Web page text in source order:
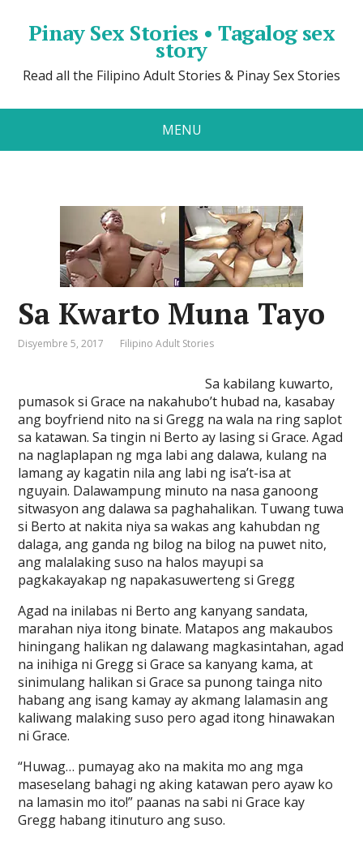
Pinay Sex Stories • Tagalog sex
story
Read all the Filipino Adult Stories & Pinay Sex Stories
MENU
Sa Kwarto Muna Tayo
Disyembre 5, 2017 Filipino Adult Stories
Sa kabilang kuwarto,
pumasok si Grace na nakahubo’t hubad na, kasabay
ang boyfriend nito na si Gregg na wala na ring saplot
sa katawan. Sa tingin ni Berto ay lasing si Grace. Agad
na naglaplapan ng mga labi ang dalawa, kulang na
lamang ay kagatin nila ang labi ng isa’t-isa at
nguyain. Dalawampung minuto na nasa ganoong
sitwasyon ang dalawa sa paghahalikan. Tuwang tuwa
si Berto at nakita niya sa wakas ang kahubdan ng
dalaga, ang ganda ng bilog na bilog na puwet nito,
ang malalaking suso na halos mayupi sa
pagkakayakap ng napakasuwerteng si Gregg
Agad na inilabas ni Berto ang kanyang sandata,
marahan niya itong binate. Matapos ang makaubos
hiningang halikan ng dalawang magkasintahan, agad
na inihiga ni Gregg si Grace sa kanyang kama, at
sinimulang halikan si Grace sa punong tainga nito
habang ang isang kamay ay akmang lalamasin ang
kaliwang malaking suso pero agad itong hinawakan
ni Grace.
“Huwag… pumayag ako na makita mo ang mga
maseselang bahagi ng aking katawan pero ayaw ko
na lamasin mo ito!” paanas na sabi ni Grace kay
Gregg habang itinuturo ang suso.